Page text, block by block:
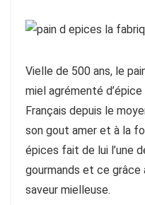
Vielle de 500 ans, le
miel agrémenté
Français depuis le
son gout amer et à la
épices fait de lui l’une
gourmands et ce
saveur mielleuse.